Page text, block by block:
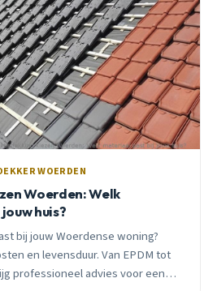
WOERDEN
Woerden: Welk
huis?
bij jouw Woerdense woning?
en levensduur. Van EPDM tot
professioneel advies voor een